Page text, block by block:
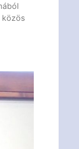
közös